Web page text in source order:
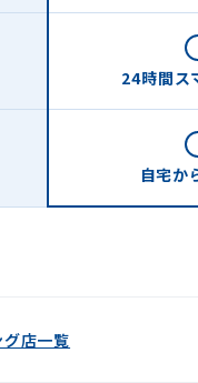
24時間ス
自宅か
店一覧